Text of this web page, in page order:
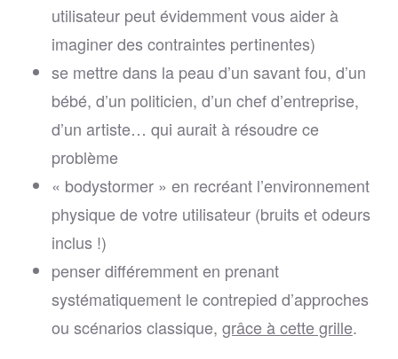
utilisateur peut évidemment vous aider à
imaginer des contraintes pertinentes)
se mettre dans la peau d’un savant fou, d’un
bébé, d’un politicien, d’un chef d’entreprise,
d’un artiste… qui aurait à résoudre ce
problème
« bodystormer » en recréant l’environnement
physique de votre utilisateur (bruits et odeurs
inclus !)
penser différemment en prenant
systématiquement le contrepied d’approches
ou scénarios classique, grâce à cette grille.